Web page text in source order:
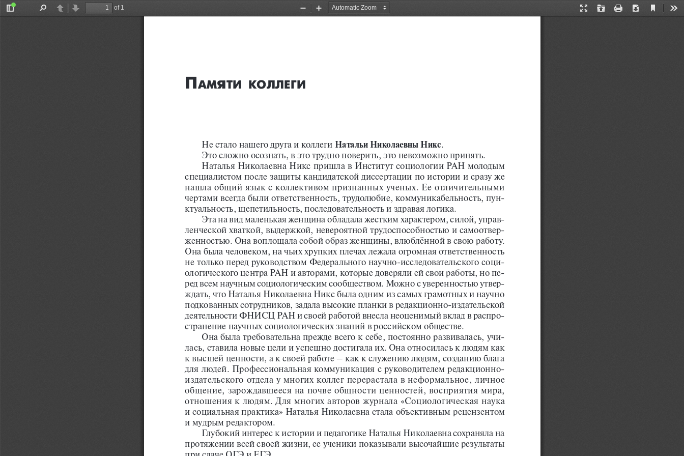
Toggle
PreviousNext
of 1
Presentation
Open Print Download
Current
Zoom
Zoom
Памяти коллеги
Не стало нашего друга и коллеги Натальи Николаевны Никс.
Это сложно осознать, в это трудно поверить, это невозможно принять.
Наталья Николаевна Никс пришла в Институт социологии РАН молодым
специалистом после защиты кандидатской диссертации по истории и сразу же
нашла общий язык с коллективом признанных ученых. Ее отличительными
чертами всегда были ответственность, трудолюбие, коммуникабельность, пун-
ктуальность, щепетильность, последовательность и здравая логика.
Эта на вид маленькая женщина обладала жестким характером, силой, управ-
ленческой хваткой, выдержкой, невероятной трудоспособностью и самоотвер-
женностью. Она воплощала собой образ женщины, влюблённой в свою работу.
Она была человеком, на чьих хрупких плечах лежала огромная ответственность
не только перед руководством Федерального научно-исследовательского соци-
ологического центра РАН и авторами, которые доверяли ей свои работы, но пе-
ред всем научным социологическим сообществом. Можно с уверенностью утвер-
ждать, что Наталья Николаевна Никс была одним из самых грамотных и научно
подкованных сотрудников, задала высокие планки в редакционно-издательской
деятельности ФНИСЦ РАН и своей работой внесла неоценимый вклад в распро-
странение научных социологических знаний в российском обществе.
Она была требовательна прежде всего к себе, постоянно развивалась, учи-
лась, ставила новые цели и успешно достигала их. Она относилась к людям как
к высшей ценности, а к своей работе – как к служению людям, созданию блага
для людей. Профессиональная коммуникация с руководителем редакционно-
издательского отдела у многих коллег перерастала в неформальное, личное
общение, зарождавшееся на почве общности ценностей, восприятия мира,
отношения к людям. Для многих авторов журнала «Социологическая наука
и социальная практика» Наталья Николаевна стала объективным рецензентом
и мудрым редактором.
Глубокий интерес к истории и педагогике Наталья Николаевна сохраняла на
протяжении всей своей жизни, ее ученики показывали высочайшие результаты
при сдаче ОГЭ и ЕГЭ.